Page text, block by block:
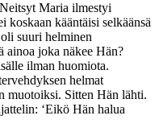
Maria ilmestyi
koskaan kääntäisi selkäänsä
suuri helminen
ainoa joka näkee Hän?
ilman huomiota.
helmat
muotoiksi. Sitten Hän lähti.
‘Eikö Hän halua